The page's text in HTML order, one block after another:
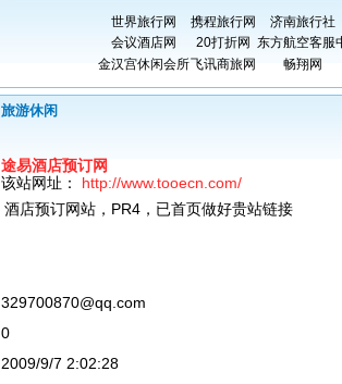
世界旅行网 携程旅行网
济南旅行社
会议酒店网
20打折网 东方航空客服
金汉宫休闲会所飞讯商旅网 畅翔网
旅游休闲
途易酒店预订网
该站网址： http://www.tooecn.com/
酒店预订网站，PR4，已首页做好贵站链接
329700870@qq.com
0
2009/9/7 2:02:28